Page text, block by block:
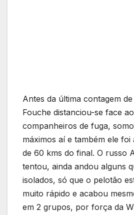
Antes da última contagem
Fouche distanciou-se face
companheiros de fuga,
máximos aí e também ele foi
de 60 kms do final. O russo
tentou, ainda andou alguns
isolados, só que o pelotão
muito rápido e acabou
em 2 grupos, por força da